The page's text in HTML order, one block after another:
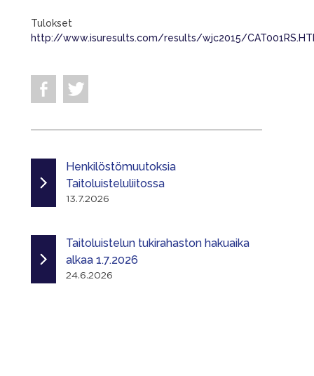
Tulokset
http://www.isuresults.com/results/wjc2015/
Henkilöstömuutoksia
Taitoluisteluliitossa
13.7.2026
Taitoluistelun tukirahaston hakuaika
alkaa 1.7.2026
24.6.2026